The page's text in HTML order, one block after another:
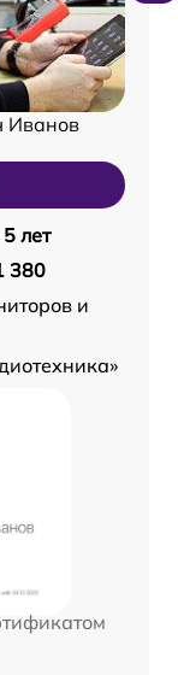
Иванов
5 лет
380
и